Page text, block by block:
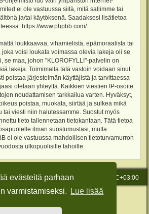
evästeitä parhaan
varmistamiseksi.
Lue lisää
ei ole vastuussa siitä, mitä sallimme tai
ja/tai käytöksenä. Saadaksesi lisätietoa
https://www.phpbb.com/.
loukkaavaa, vihamielistä, epämoraalista tai
voisi loukata voimassa olevia lakeja oli se
se maa, johon "KLOROFYLLI"-palvelin on
lakeja. Toimimalla tätä vastoin voidaan sinut
poistaa järjestelmän käyttäjistä ja tarvittaessa
otetaan yhteyttä. Kaikkien viestien IP-osoite
noudattamisen tarkkailua varten. Hyväksyt,
poistaa, muokata, siirtää ja sulkea mikä
tai viesti niin halutessamme. Suostut myös
tieto tallennetaan tietokantaan. Tätä tietoa
ilman suostumustasi, mutta
ei ole vastuussa mahdollisen tietoturvamurron
ulkopuolisille tahoille.
Kaikki ajat ovat UTC+03:00
Viesti Ylläpidolle
phpBB® Forum Software © phpBB Limited